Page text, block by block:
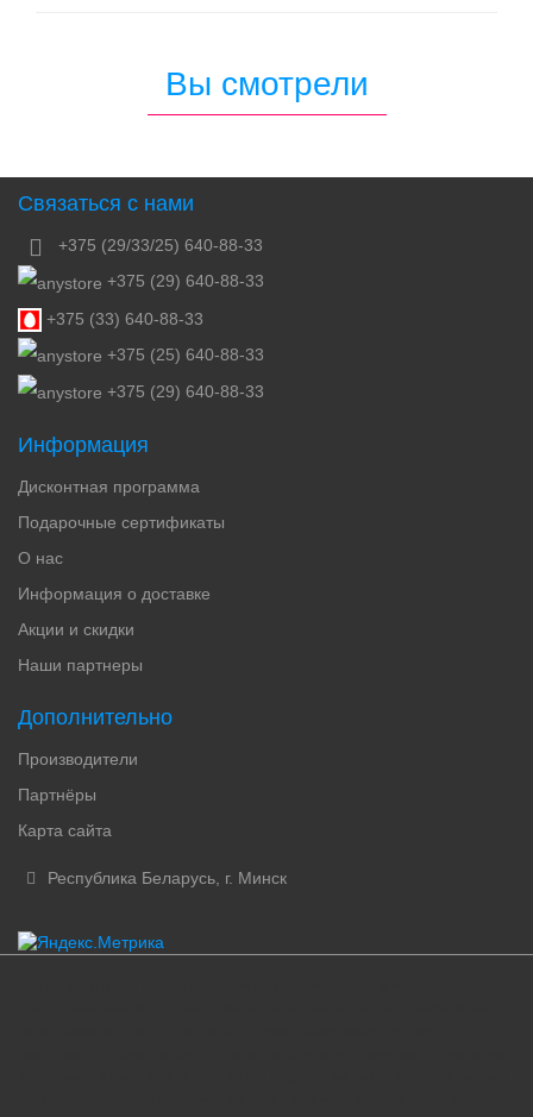
Вы смотрели
Связаться с нами
+375 (29/33/25) 640-88-33
+375 (29) 640-88-33
+375 (33) 640-88-33
+375 (25) 640-88-33
+375 (29) 640-88-33
Информация
Дисконтная программа
Подарочные сертификаты
О нас
Информация о доставке
Акции и скидки
Наши партнеры
Дополнительно
Производители
Партнёры
Карта сайта
Республика Беларусь, г. Минск